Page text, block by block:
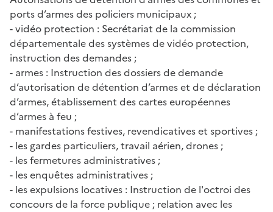
ports d’armes des policiers municipaux ;
- vidéo protection : Secrétariat de la commission
départementale des systèmes de vidéo protection,
instruction des demandes ;
- armes : Instruction des dossiers de demande
d’autorisation de détention d’armes et de déclaration
d’armes, établissement des cartes européennes
d’armes à feu ;
- manifestations festives, revendicatives et sportives ;
- les gardes particuliers, travail aérien, drones ;
- les fermetures administratives ;
- les enquêtes administratives ;
- les expulsions locatives : Instruction de l'octroi des
concours de la force publique ; relation avec les